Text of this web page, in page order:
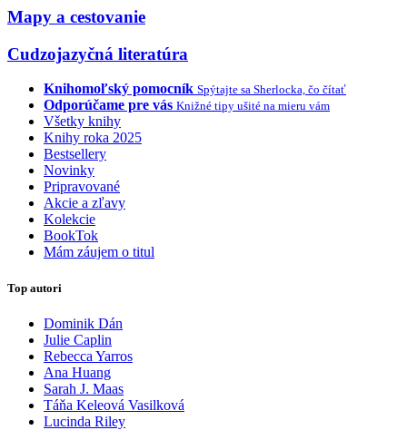
Mapy a cestovanie
Cudzojazyčná literatúra
Knihomoľský pomocník Spýtajte sa Sherlocka, čo čítať
Odporúčame pre vás Knižné tipy ušité na mieru vám
Všetky knihy
Knihy roka 2025
Bestsellery
Novinky
Pripravované
Akcie a zľavy
Kolekcie
BookTok
Mám záujem o titul
Top autori
Dominik Dán
Julie Caplin
Rebecca Yarros
Ana Huang
Sarah J. Maas
Táňa Keleová Vasilková
Lucinda Riley